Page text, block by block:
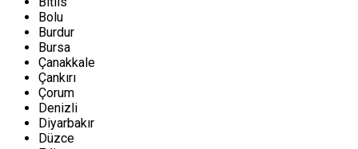
Bolu
Burdur
Bursa
Çanakkale
Çankırı
Çorum
Denizli
Diyarbakır
Düzce